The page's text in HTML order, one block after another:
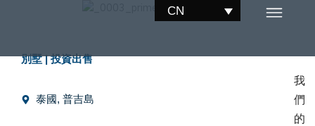
CN
別墅|投資出售
泰國, 普吉島
我
們
的